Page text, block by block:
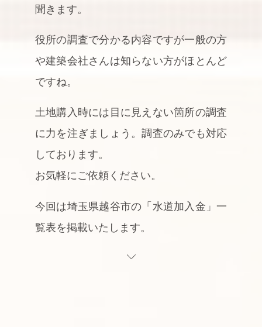
聞きます。
役所の調査で分かる内容ですが一般の方
や建築会社さんは知らない方がほとんど
ですね。
土地購入時には目に見えない箇所の調査
に力を注ぎましょう。調査のみでも対応
しております。
お気軽にご依頼ください。
今回は埼玉県越谷市の「水道加入金」一
覧表を掲載いたします。